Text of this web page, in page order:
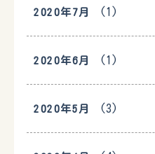
2020年7月 (1)
2020年6月 (1)
2020年5月 (3)